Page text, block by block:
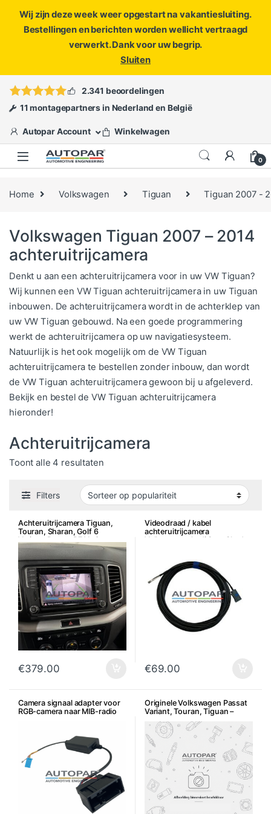
Wij zijn deze week weer opgestart na vakantiesluiting.
Bestellingen en berichten worden wellicht vertraagd
verwerkt. Dank voor uw begrip.
Sluiten
ofopen een ticket
2.341 beoordelingen
11 montagepartners in Nederland en België
Autopar Account Winkelwagen
0
Home Volkswagen Tiguan Tiguan 2007 -
Volkswagen Tiguan 2007 – 2014
achteruitrijcamera
Denkt u aan een achteruitrijcamera voor in uw VW Tiguan?
Wij kunnen een VW Tiguan achteruitrijcamera in uw Tiguan
inbouwen. De achteruitrijcamera wordt in de achterklep van
uw VW Tiguan gebouwd. Na een goede programmering
werkt de achteruitrijcamera op uw navigatiesysteem.
Natuurlijk is het ook mogelijk om de VW Tiguan
achteruitrijcamera te bestellen zonder inbouw, dan wordt
de VW Tiguan achteruitrijcamera gewoon bij u afgeleverd.
Bekijk en bestel de VW Tiguan achteruitrijcamera
hieronder!
Achteruitrijcamera
Toont alle 4 resultatenGesorteerd op populariteit
Filters
Achteruitrijcamera Tiguan,
Touran, Sharan, Golf 6
Variant, Passat B7 Variant
€379.00
Videodraad / kabel
achteruitrijcamera
Volkswagen Audi Seat Skoda
€69.00
Camera signaal adapter voor
RGB-camera naar MIB-radio
Originele Volkswagen Passat
Variant, Touran, Tiguan –
Achteruitrijcamera controller
+ camera 3C9907441 +
bedrading